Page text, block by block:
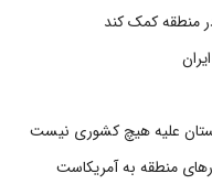
منطقه کمک کند
علیه هیچ کشوری نیست
منطقه به آمریکاست